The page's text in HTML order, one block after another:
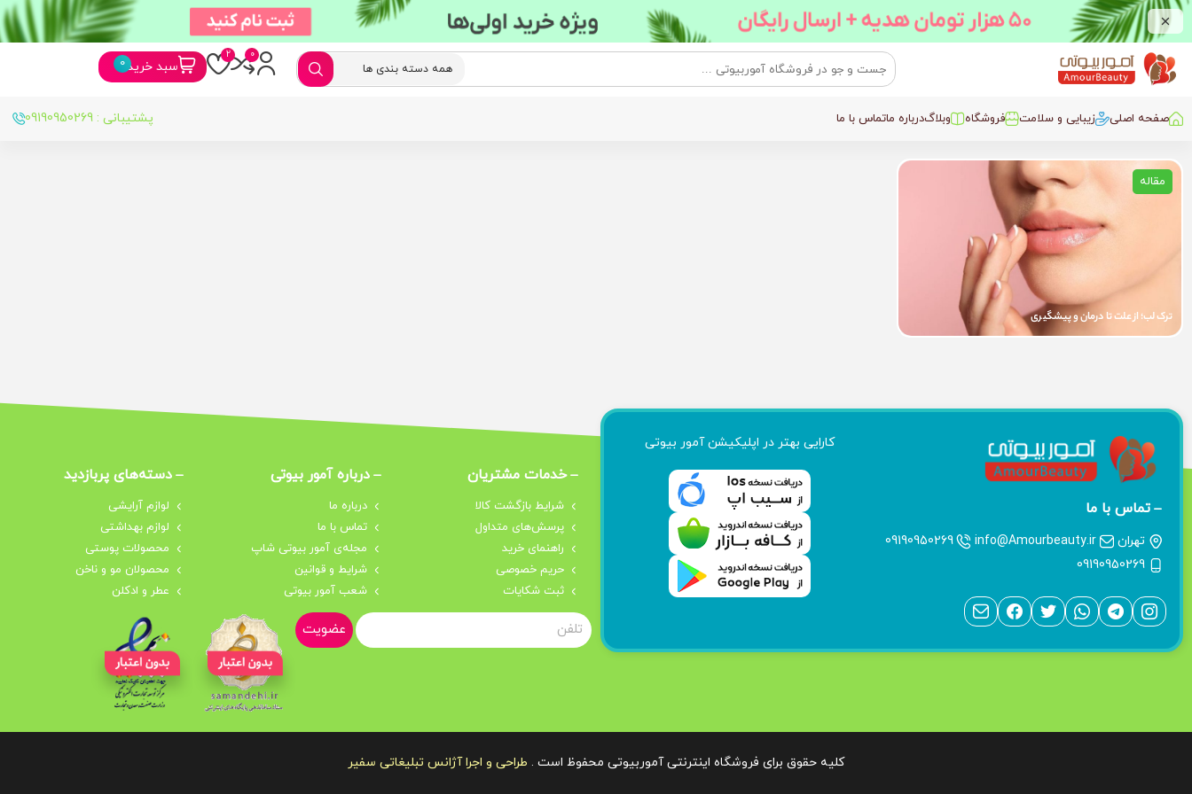
سبد خرید
صفحه اصلی زیبایی و سلامت فروشگاه وبلاگدرباره ماتماس با ما پشتیبانی : 09190950269
مقاله
ترک لب؛ از علت تا درمان و پیشگیری
تماس با ما
تهران info@Amourbeauty.ir
09190950269
09190950269
کارایی بهتر در اپلیکیشن آمور بیوتی
خدمات مشتریان
شرایط بازگشت کالا
پرسش‌های متداول
راهنمای خرید
حریم خصوصی
ثبت شکایات
درباره‌ آمور بیوتی
درباره‌ ما
تماس با ما
مجله‌ی آمور بیوتی شاپ
شرایط و قوانین
شعب آمور بیوتی
دسته‌های پربازدید
لوازم آرایشی
لوازم بهداشتی
محصولات پوستی
محصولان مو و ناخن
عطر و ادکلن
عضویت
کلیه حقوق برای فروشگاه اینترنتی آموربیوتی محفوظ است . طراحی و اجرا آژانس تبلیغاتی سفیر